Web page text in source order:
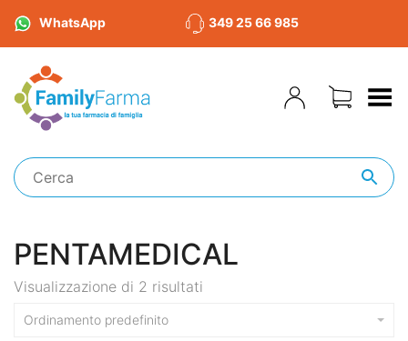
WhatsApp 349 25 66 985
Toggle Menu
PENTAMEDICAL
Visualizzazione di 2 risultati
Ordinamento predefinito